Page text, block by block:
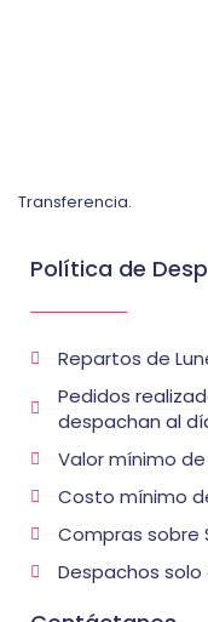
Transferencia.
Política de
Repartos de
Pedidos
despachan al
Valor mínimo
Costo mínimo
Compras sobre
Despachos solo